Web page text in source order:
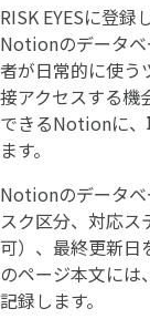
RISK EYESに登録
Notionのデータベ
者が日常的に使う
接アクセスする機
できるNotionに、
ます。
Notionのデータベ
スク区分、対応ス
可）、最終更新日
のページ本文に
記録します。